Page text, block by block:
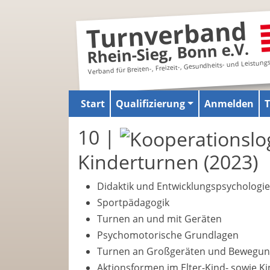
Turnverband
Rhein-Sieg, Bonn e.V.
Verband für Breiten-, Freizeit-, Gesundheits- und
Start Qualifizierung Anmelden
10 |
Kinderturnen (2023)
Didaktik und Entwicklungspsychologie
Sportpädagogik
Turnen an und mit Geräten
Psychomotorische Grundlagen
Turnen an Großgeräten und